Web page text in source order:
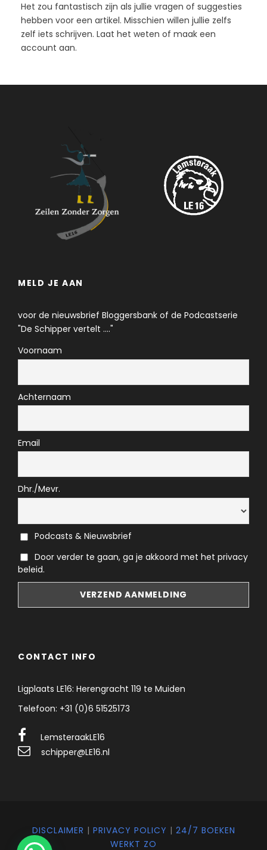
Het zou fantastisch zijn als jullie vragen of suggesties
hebben voor een artikel. Misschien willen jullie zelfs
zelf iets schrijven. Laat het weten of maak een
account aan.
MELD JE AAN
voor de nieuwsbrief Bloggersbank of de Podcastserie
"De Schipper vertelt ...."
Voornaam
Achternaam
Email
Dhr./Mevr.
Podcasts & Nieuwsbrief
Door verder te gaan, ga je akkoord met het privacy
beleid.
CONTACT INFO
Ligplaats LE16: Herengracht 119 te Muiden
Telefoon: +31 (0)6 51525173
LemsteraakLE16
schipper@LE16.nl
DISCLAIMER | PRIVACY POLICY | 24/7 BOEKEN
WERKT ZO